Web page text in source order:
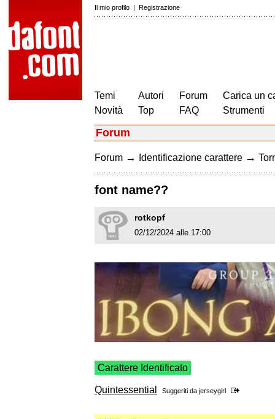
Il mio profilo | Registrazione
Temi
Novità
Autori
Top
Forum
FAQ
Carica un
Strumenti
Forum
Forum → Identificazione carattere →
font name??
rotkopf
02/12/2024 alle 17:00
Carattere Identificato
Quintessential Suggeriti da jerseygirl